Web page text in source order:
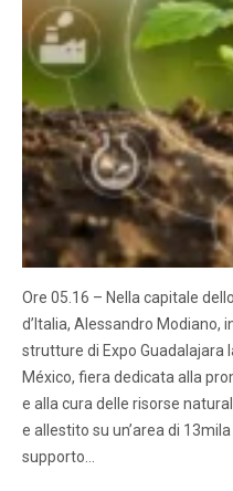
Ore 05.16 – Nella capitale
d’Italia, Alessandro Modiano,
strutture di Expo Guadalajara
México, fiera dedicata alla
e alla cura delle risorse
e allestito su un’area di
supporto…